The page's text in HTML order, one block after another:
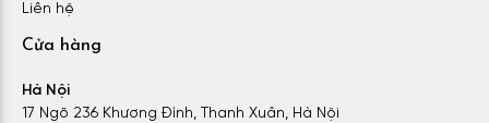
Liên hệ
Cửa hàng
Hà Nội
17 Ngõ 236 Khương Đình, Thanh Xuân, Hà Nội